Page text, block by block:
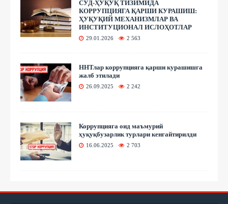
СУД-ҲУҚУҚ ТИЗИМИДА
КОРРУПЦИЯГА ҚАРШИ КУРАШИШ:
ҲУҚУҚИЙ МЕХАНИЗМЛАР ВА
ИНСТИТУЦИОНАЛ ИСЛОҲОТЛАР
29.01.2026 2 563
ННТлар коррупцияга қарши курашишга
жалб этилади
26.09.2025 2 242
Коррупцияга оид маъмурий
ҳуқуқбузарлик турлари кенгайтирилди
16.06.2025 2 703